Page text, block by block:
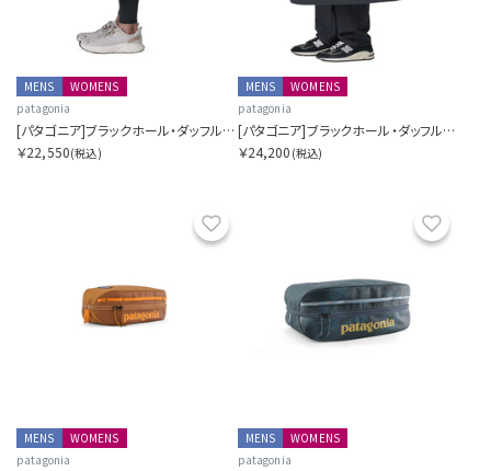
MENS
WOMENS
patagonia
[パタゴニア]ブラックホール・ダッフル 40L
￥22,550(税込)
MENS
WOMENS
patagonia
[パタゴニア]ブラックホール・ダッフル 55L
￥24,200 (税込)
お気に入り
MENS
WOMENS
patagonia
MENS
WOMENS
patagonia